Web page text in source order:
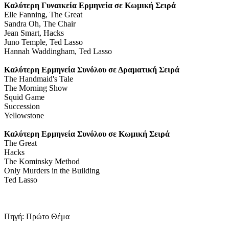
Καλύτερη Γυναικεία Ερμηνεία σε Κωμική Σειρά
Elle Fanning, The Great
Sandra Oh, The Chair
Jean Smart, Hacks
Juno Temple, Ted Lasso
Hannah Waddingham, Ted Lasso
Καλύτερη Ερμηνεία Συνόλου σε Δραματική Σειρά
The Handmaid's Tale
The Morning Show
Squid Game
Succession
Yellowstone
Καλύτερη Ερμηνεία Συνόλου σε Κωμική Σειρά
The Great
Hacks
The Kominsky Method
Only Murders in the Building
Ted Lasso
Πηγή: Πρώτο Θέμα